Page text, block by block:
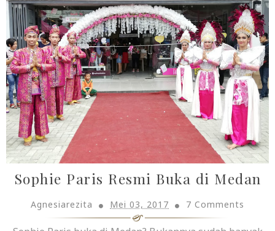
Sophie Paris Resmi Buka di Medan
Agnesiarezita Mei 03, 2017 7 Comments